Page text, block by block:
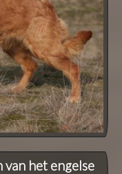
van het engelse